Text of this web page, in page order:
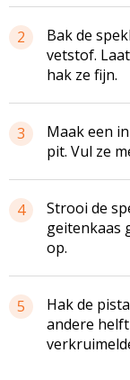
2
Bak de
vetstof.
hak ze fijn.
3
Maak een
pit. Vul ze
4
Strooi de
geitenkaas
op.
5
Hak de
andere